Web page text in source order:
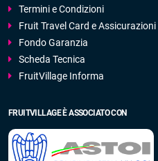
Termini e Condizioni
Fruit Travel Card e Assicurazioni
Fondo Garanzia
Scheda Tecnica
FruitVillage Informa
FRUITVILLAGE È ASSOCIATO CON